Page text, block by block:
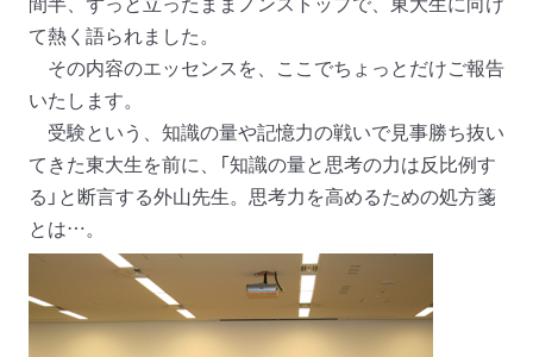
て熱く語られました。
その内容のエッセンスを、ここでちょっとだけご報告
いたします。
受験という、知識の量や記憶力の戦いで見事勝ち抜い
てきた東大生を前に、「知識の量と思考の力は反比例す
る」と断言する外山先生。思考力を高めるための処方箋
とは…。